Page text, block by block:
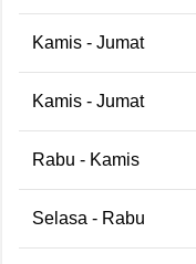
Kamis - Jumat
Kamis - Jumat
Rabu - Kamis
Selasa - Rabu